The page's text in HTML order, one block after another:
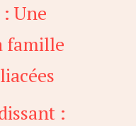
Une
famille
: